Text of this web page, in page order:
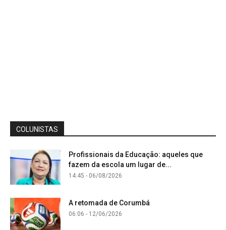
COLUNISTAS
Profissionais da Educação: aqueles que
fazem da escola um lugar de...
14:45 - 06/08/2026
A retomada de Corumbá
06:06 - 12/06/2026